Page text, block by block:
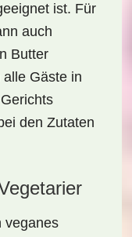
ist. Für
auch
Butter
Gäste in
den Zutaten
veganes